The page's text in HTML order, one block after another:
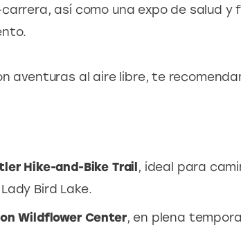
así como una expo de salud y
aventuras al aire libre, te
Hike-and-Bike Trail, ideal para
Bird Lake.
Wildflower Center, en plena